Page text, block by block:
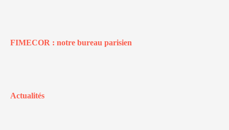
FIMECOR : notre bureau parisien
Actualités